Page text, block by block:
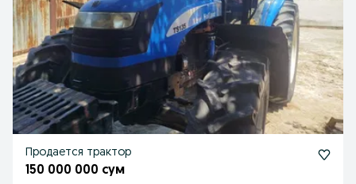
Продается трактор
150 000 000 сум